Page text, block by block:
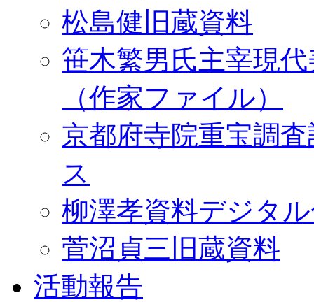
松島健旧蔵資料
笹木繁男氏主宰現
（作家ファイル）
京都府寺院重宝調
ス
柳澤孝資料デジタ
菅沼貞三旧蔵資料
活動報告